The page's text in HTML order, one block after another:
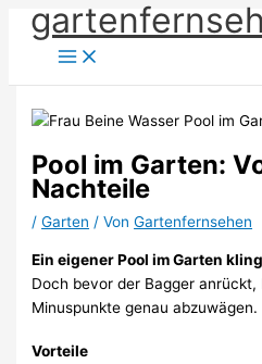
Zum
Inhalt
springen
Pool im Garten:
Nachteile
/Garten / VonGartenfernsehen
Ein eigener Pool im Garten
Doch bevor der Bagger
Minuspunkte genau abzuwägen.
Vorteile